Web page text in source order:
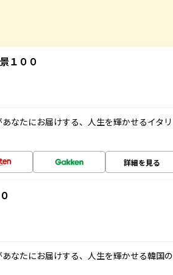
１００
なたにお届けする、人生を輝かせるイタリ
詳細を見る
なたにお届けする、人生を輝かせる韓国の